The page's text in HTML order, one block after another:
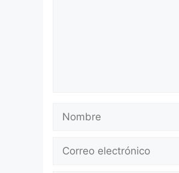
Nombre
Correo